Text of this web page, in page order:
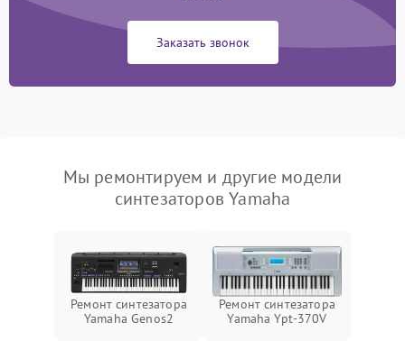
Заказать звонок
Мы ремонтируем и другие модели
синтезаторов Yamaha
Ремонт синтезатора
Yamaha Genos2
Ремонт синтезатора
Yamaha Ypt-370V